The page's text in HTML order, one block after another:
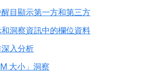
目顯示第一方和第三方
洞察資訊中的欄位資料
入分析
大小」洞察